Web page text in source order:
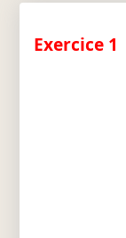
Exercice 1